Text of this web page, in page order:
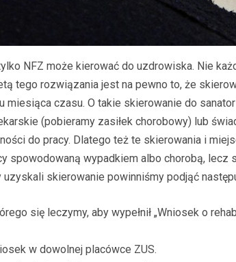
NFZ może kierować do uzdrowiska. Nie
tego rozwiązania jest na pewno to, że
miesiąca czasu. O takie skierowanie do
(pobieramy zasiłek chorobowy) lub
do pracy. Dlatego też te skierowania i
spowodowaną wypadkiem albo chorobą, lecz
uzyskali skierowanie powinniśmy podjąć
się leczymy, aby wypełnił „Wniosek o
w dowolnej placówce ZUS.